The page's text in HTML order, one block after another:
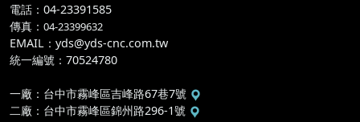
電話：04-23391585
傳真 ： 04-23399632
EMAIL ： yds@yds-cnc.com.tw
統一編號 ： 70524780
一廠 ： 台中市霧峰區吉峰路67巷7號
二廠 ： 台中市霧峰區錦州路296-1號